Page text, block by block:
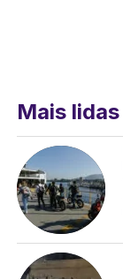
Mais lidas